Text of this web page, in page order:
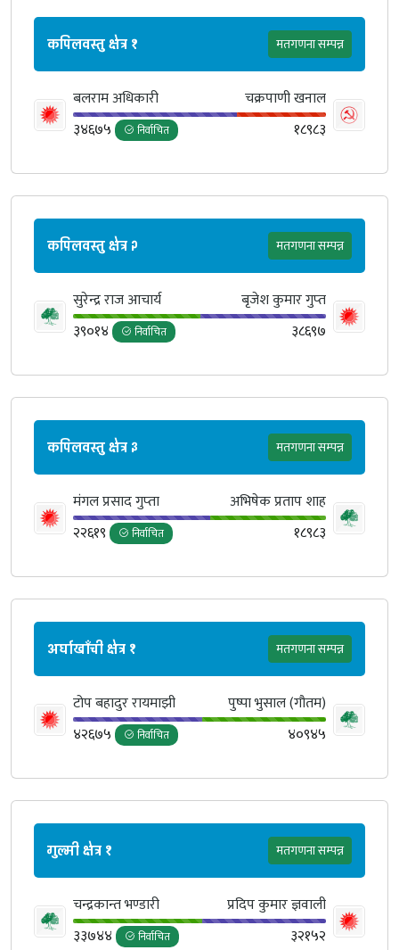
कपिलवस्तु क्षेत्र १ मतगणना सम्पन्न
बलराम अधिकारी
चक्रपाणी खनाल
३४६७५
निर्वाचित १८९८३
कपिलवस्तु क्षेत्र २ मतगणना सम्पन्न
सुरेन्द्र राज आचार्य
बृजेश कुमार गुप्‍त
३९०१४
निर्वाचित ३८६९७
कपिलवस्तु क्षेत्र ३ मतगणना सम्पन्न
मंगल प्रसाद गुप्‍ता
अभिषेक प्रताप शाह
२२६१९
निर्वाचित १८९८३
अर्घाखाँची क्षेत्र १ मतगणना सम्पन्न
टोप बहादुर रायमाझी
पुष्पा भुसाल (गौतम)
४२६७५
निर्वाचित ४०९४५
गुल्मी क्षेत्र १ मतगणना सम्पन्न
चन्द्रकान्त भण्डारी
प्रदिप कुमार ज्ञवाली
३३७४४
निर्वाचित ३२१५२